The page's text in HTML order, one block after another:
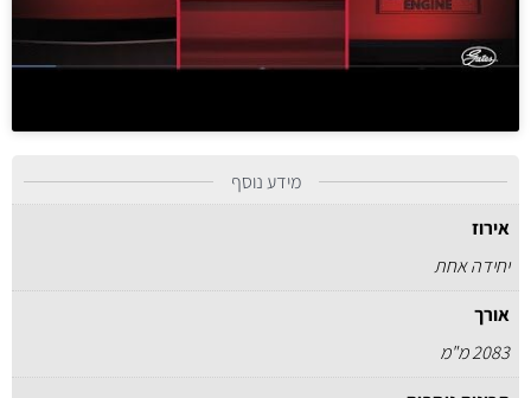
מידע נוסף
אירוז
יחידה אחת
אורך
2083 מ"מ